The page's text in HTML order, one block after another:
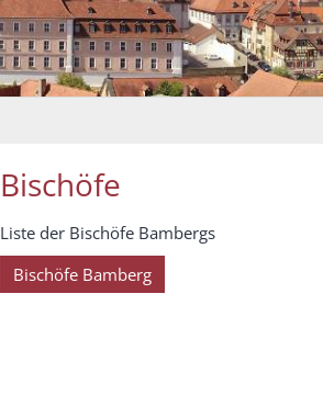
Bischöfe
Liste der Bischöfe Bambergs
Bischöfe Bamberg